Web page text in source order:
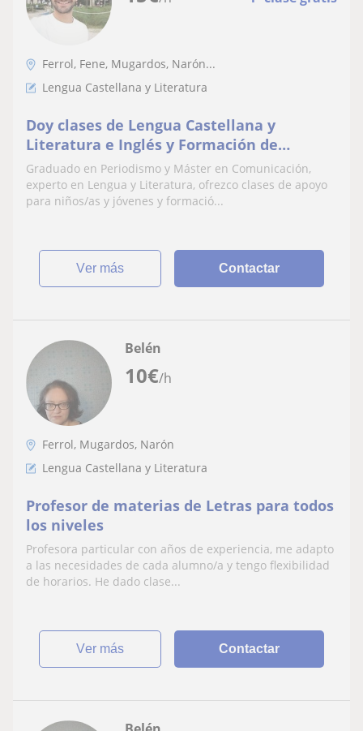
Ferrol, Fene, Mugardos, Narón...
Lengua Castellana y Literatura
Doy clases de Lengua Castellana y
Literatura e Inglés y Formación de
Portavoces
Graduado en Periodismo y Máster en Comunicación,
experto en Lengua y Literatura, ofrezco clases de apoyo
para niños/as y jóvenes y formació...
ver más Contactar
10€/h
Belén
Ferrol, Mugardos, Narón
Lengua Castellana y Literatura
Profesor de materias de Letras para todos
los niveles
Profesora particular con años de experiencia, me adapto
a las necesidades de cada alumno/a y tengo flexibilidad
de horarios. He dado clase...
ver más Contactar